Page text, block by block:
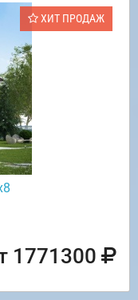
ХИТ ПРОДАЖ
1771300